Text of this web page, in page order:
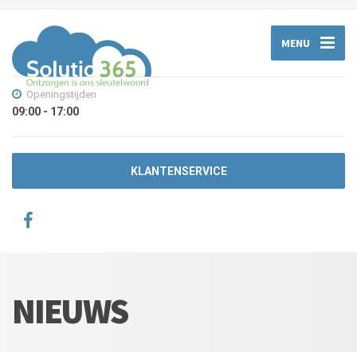
MENU
Openingstijden
09:00 - 17:00
KLANTENSERVICE
NIEUWS